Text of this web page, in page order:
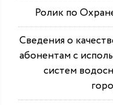
Ролик по
Сведения о
абонентам с
систем